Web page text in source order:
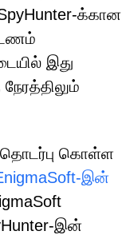
க்கான
இது
தொடர்பு கொள்ள
இன்
இன்